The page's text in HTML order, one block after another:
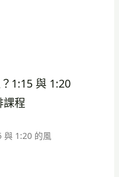
1:15 與 1:20
課程
與 1:20 的風